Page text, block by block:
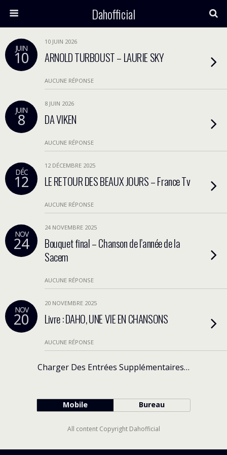
Dahofficial
JUIN
10
10 JUIN 2026
ARNOLD TURBOUST – LAURIE SKY
AUCUNE RÉPONSE
JUIN
8
8 JUIN 2026
DA VIKEN
AUCUNE RÉPONSE
DÉC
12
12 DÉCEMBRE 2025
LE RETOUR DES BEAUX JOURS – France Tv
AUCUNE RÉPONSE
NOV
24
24 NOVEMBRE 2025
Bouquet final – Chanson de l’année de la
Sacem
AUCUNE RÉPONSE
NOV
20
20 NOVEMBRE 2025
Livre : DAHO, UNE VIE EN CHANSONS
AUCUNE RÉPONSE
Charger Des Entrées Supplémentaires…
Mobile Bureau
All content Copyright Dahofficial